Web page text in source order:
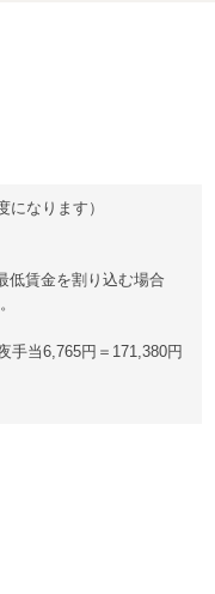
になります）
低賃金を割り込む場合
手当6,765円＝171,380円